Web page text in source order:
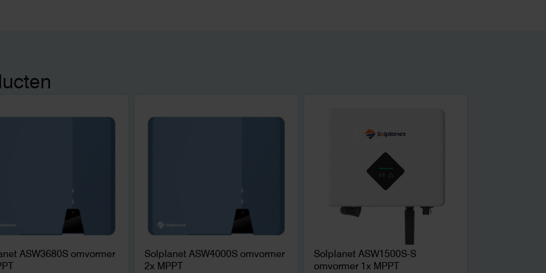
ASW3680S omvormer
Solplanet ASW4000S omvormer
2x MPPT
Solplanet ASW1500S-S
omvormer 1x MPPT